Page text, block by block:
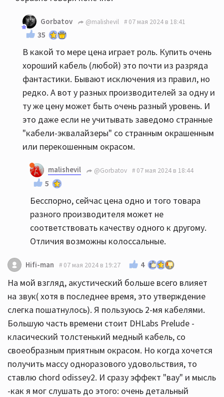
Gorbatov @malishevil 07 мая 2024 в 18:41
35
В какой то мере цена играет роль. Купить очень
хороший кабель (любой) это почти из разряда
фантастики. Бывают исключения из правил, но
редко. А вот у разных производителей за одну и
ту же цену может быть очень разный уровень. И
это даже если не учитывать заведомо странные
"кабели-эквалайзеры" со странным окрашенным
или перекошенным окрасом.
malishevil @Gorbatov 07 мая 2024 в 18:44
5
Бесспорно, сейчас цена одно и того товара
разного производителя может не
соответствовать качеству одного к другому.
Отличия возможны колоссальные.
Hifi-man 07 мая 2024 в 19:27 4
На мой взгляд, акустический больше всего влияет
на звук( хотя в последнее время, это утверждение
слегка пошатнулось). Я пользуюсь 2-мя кабелями.
Большую часть времени стоит DHLabs Prelude -
класический толстенький медный кабель, со
своеобразным приятным окрасом. Но когда хочется
получить массу одноразового удовольствия, то
ставлю chord odissey2. И сразу эффект "вау" и мысль
-как я мог слушать до этого: очень детальный